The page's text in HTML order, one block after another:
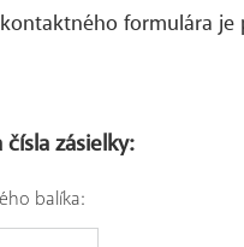
formulára
zásielky:
balíka: